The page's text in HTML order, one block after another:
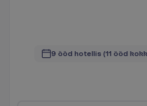
9 ööd hotellis (11 ööd